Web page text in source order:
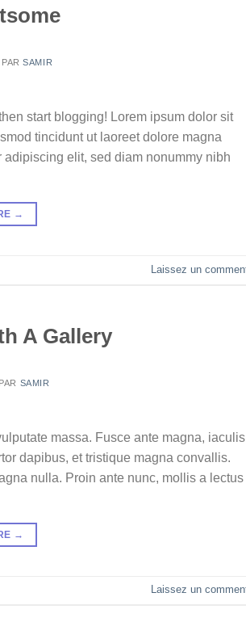
PARSAMIR
start blogging! Lorem ipsum dolor sit
tincidunt ut laoreet dolore magna
elit, sed diam nonummy nibh
→
Laissez un
A Gallery
PAR SAMIR
massa. Fusce ante magna,
dapibus, et tristique magna convallis.
nulla. Proin ante nunc, mollis a lectus
→
Laissez un